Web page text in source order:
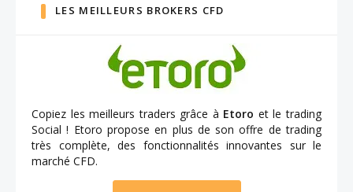
LES MEILLEURS BROKERS CFD
Copiez les meilleurs traders grâce à Etoro et le trading
Social ! Etoro propose en plus de son offre de trading
très complète, des fonctionnalités innovantes sur le
marché CFD.